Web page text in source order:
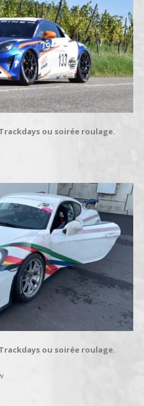
ou soirée roulage.
ou soirée roulage.